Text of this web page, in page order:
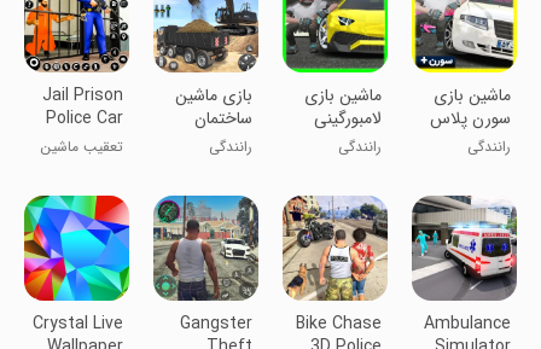
‏ماشین بازی
سورن پلاس
رانندگی
‏ماشین بازی
لامبورگینی
رانندگی
بازی ماشین
ساختمان
سازی | ماشین
سنگین
رانندگی
Jail Prison
Police Car
Chase
تعقیب ماشین
Ambulance
Bike Chase
Gangster
Crystal Live